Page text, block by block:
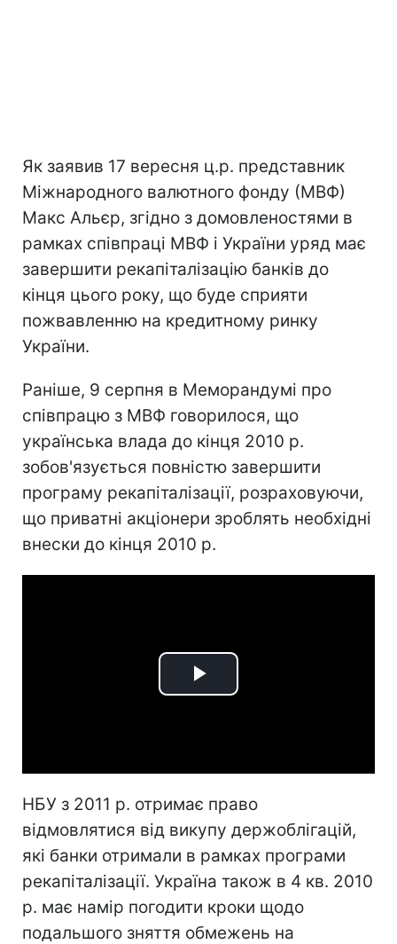
Як заявив 17 вересня ц.р. представник
Міжнародного валютного фонду (МВФ)
Макс Альєр, згідно з домовленостями в
рамках співпраці МВФ і України уряд має
завершити рекапіталізацію банків до
кінця цього року, що буде сприяти
пожвавленню на кредитному ринку
України.
Раніше, 9 серпня в Меморандумі про
співпрацю з МВФ говорилося, що
українська влада до кінця 2010 р.
зобов'язується повністю завершити
програму рекапіталізації, розраховуючи,
що приватні акціонери зроблять необхідні
внески до кінця 2010 р.
Play
НБУ з 2011 р. отримає право
відмовлятися від викупу держоблігацій,
які банки отримали в рамках програми
рекапіталізації. Україна також в 4 кв. 2010
р. має намір погодити кроки щодо
подальшого зняття обмежень на